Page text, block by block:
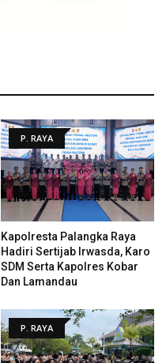
P. RAYA
Kapolresta Palangka Raya
Hadiri Sertijab Irwasda, Karo
SDM Serta Kapolres Kobar
Dan Lamandau
P. RAYA